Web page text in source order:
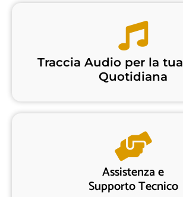
Traccia Audio per la
Quotidiana
Assistenza e
Supporto Tecnico